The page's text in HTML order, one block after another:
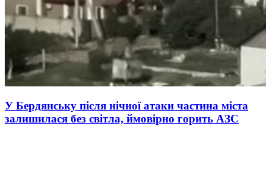
У Бердянську після нічної атаки частина міста
залишилася без світла, ймовірно горить АЗС